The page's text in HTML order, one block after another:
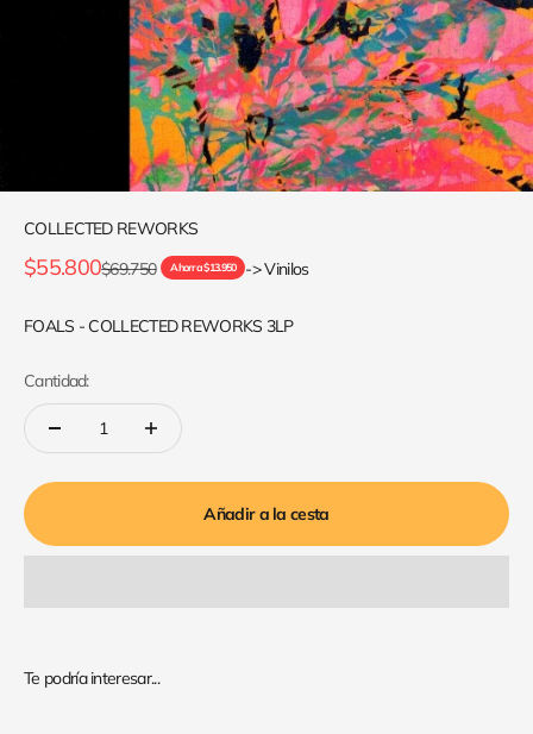
COLLECTED REWORKS
Precio de oferta
$55.800Precio normal
$69.750 Ahorra $13.950 -> Vinilos
FOALS - COLLECTED REWORKS 3LP
Cantidad:
Añadir a la cesta